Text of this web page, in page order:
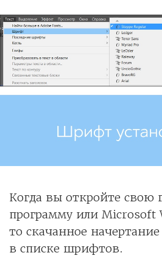
Когда вы откройте свою
программу или Microsoft
то скачанное
в списке шрифтов.